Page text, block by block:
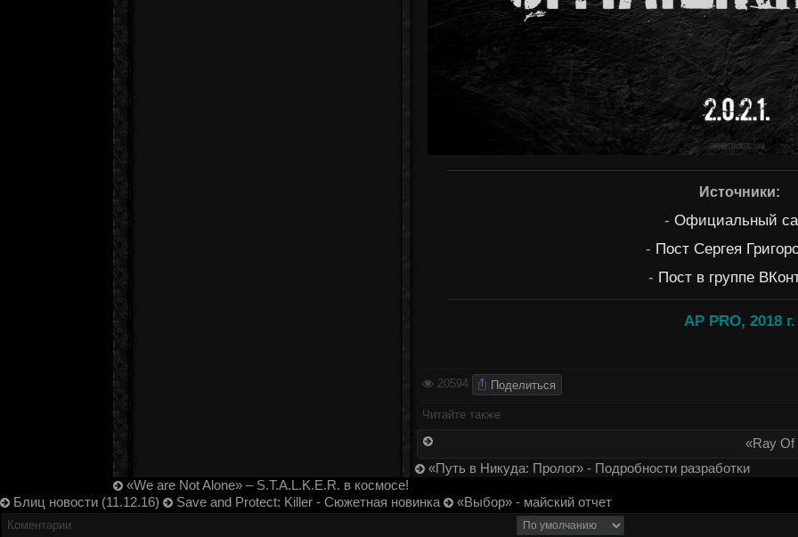
Источники:
- Официальный
- Пост Сергея
- Пост в группе
AP PRO, 2018 г.
20594 Поделиться
Читайте также
«Ray
«Путь в Никуда: Пролог» - Подробности разработки
«We are Not Alone» – S.T.A.L.K.E.R. в космосе!
Блиц новости (11.12.16)
Save and Protect: Killer - Сюжетная новинка «Выбор» - майский отчет
Коментарии